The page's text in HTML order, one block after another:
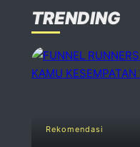
No
Your email address
TRENDING
Rekomendasi